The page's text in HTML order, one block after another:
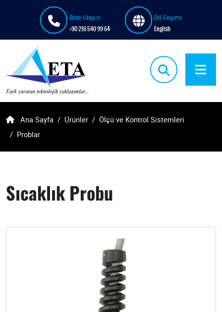
Bize Ulaşın
+90 216 540 99 64
Dil Seçimi
English
Ana Sayfa Ürünler
Ölçü ve Kontrol Sistemleri
Problar
Sıcaklık Probu